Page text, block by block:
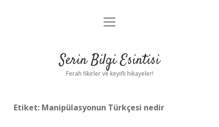
Anasayfa
Yasal Uyarı
menüyü
Serin Bilgi Esintisi
Ferah fikirler ve keyifli hikayeler!
Etiket: Manipülasyonun Türkçesi nedir